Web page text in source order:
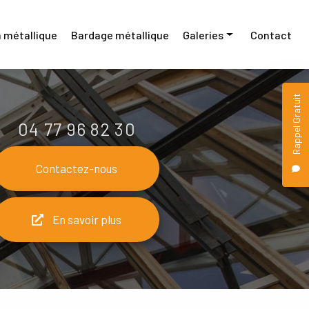
Rappel Gratuit
métallique Bardage métallique Galeries
Menuiserie métallique
Construction métallique
Bardage métallique
Contact
04 77 96 82 30
Contactez-nous
En savoir plus